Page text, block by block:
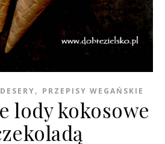
DESERY, PRZEPISY WEGAŃSKIE
lody kokosowe